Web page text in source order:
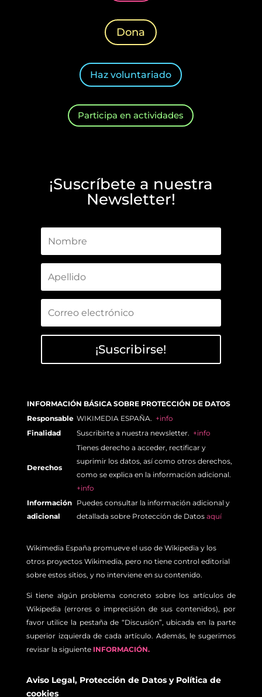
Dona
Haz voluntariado
Participa en actividades
¡Suscríbete a nuestra
Newsletter!
¡Suscribirse!
INFORMACIÓN BÁSICA SOBRE PROTECCIÓN DE DATOS
Responsable WIKIMEDIA ESPAÑA. +info
Finalidad
Suscribirte a nuestra newsletter. +info
Derechos
Tienes derecho a acceder, rectificar y
suprimir los datos, así como otros derechos,
como se explica en la información adicional.
+info
Información
adicional
Puedes consultar la información adicional y
detallada sobre Protección de Datos aquí
Wikimedia España promueve el uso de Wikipedia y los
otros proyectos Wikimedia, pero no tiene control editorial
sobre estos sitios, y no interviene en su contenido.
Si tiene algún problema concreto sobre los artículos de
Wikipedia (errores o imprecisión de sus contenidos), por
favor utilice la pestaña de “Discusión”, ubicada en la parte
superior izquierda de cada artículo. Además, le sugerimos
revisar la siguiente INFORMACIÓN.
Aviso Legal, Protección de Datosy Política de
cookies